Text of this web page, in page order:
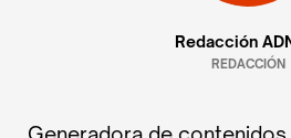
Redacción
REDACCIÓN
Generadora de